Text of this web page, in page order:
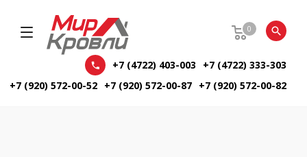
0
+7 (4722) 403-003
+7 (4722) 333-303
+7 (920) 572-00-52 +7 (920) 572-00-87 +7 (920) 572-00-82